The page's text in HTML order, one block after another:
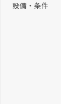
設備・条件